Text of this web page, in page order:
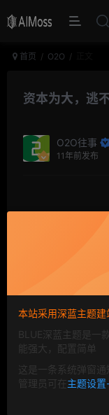
首页 O2O
资本为大，逃
O2O往事
11年前发布
不烧钱，无份额
市——上市后，
美团和大众点评的
一、资本为大
仔细研读王兴和
本站采用深蓝主题建
BLUE深蓝主题是一
能强大，配置简单
这是一条系统弹窗通
管理员可在主题设